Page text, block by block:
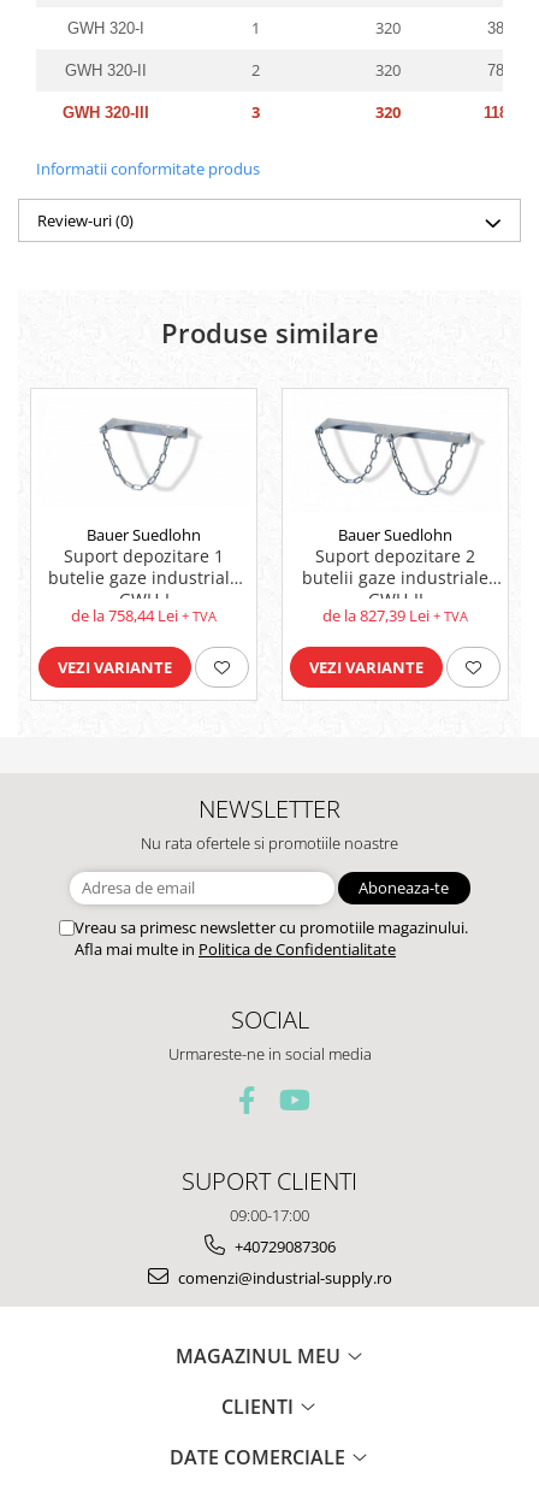
GWH 320-I 1 320 380 x
GWH 320-II 2 320 780 x
GWH 320-III 3 320 1180 x
Informatii conformitate produs
Review-uri(0)
Produse similare
Bauer Suedlohn
Suport depozitare 1
butelie gaze industriale
GWH-I
de la 758,44 Lei + TVA
VEZI VARIANTE
Bauer Suedlohn
Suport depozitare 2
butelii gaze industriale
GWH-II
de la 827,39 Lei + TVA
VEZI VARIANTE
NEWSLETTER
Nu rata ofertele si promotiile noastre
Vreau sa primesc newsletter cu promotiile magazinului.
Afla mai multe in Politica de Confidentialitate
SOCIAL
Urmareste-ne in social media
SUPORT CLIENTI
09:00-17:00
+40729087306
comenzi@industrial-supply.ro
MAGAZINUL MEU
CLIENTI
DATE COMERCIALE